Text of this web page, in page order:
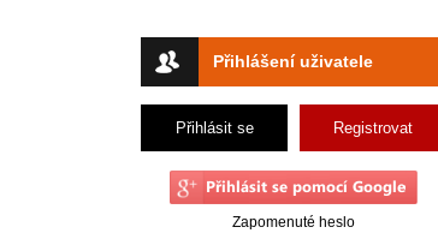
Přihlášení uživatele
Přihlásit se Registrovat
Zapomenuté heslo